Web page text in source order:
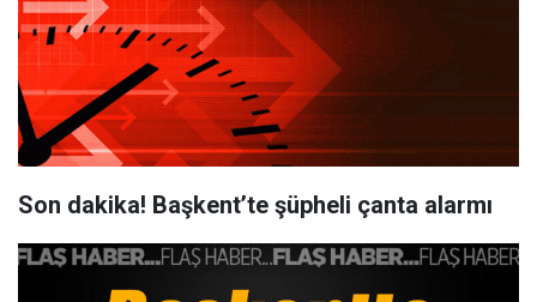
Son dakika! Başkent’te şüpheli çanta alarmı